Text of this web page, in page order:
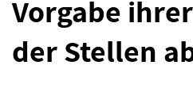
Vorgabe
der Stellen